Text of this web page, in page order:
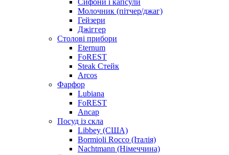
Молочник (пітчер/джаг)
Гейзери
Джіггер
Столові прибори
Eternum
FoREST
Steak Стейк
Arcos
Фарфор
Lubiana
FoREST
Ancap
Посуд із скла
Libbey (США)
Bormioli Rocco (Італія)
Nachtmann (Німеччина)